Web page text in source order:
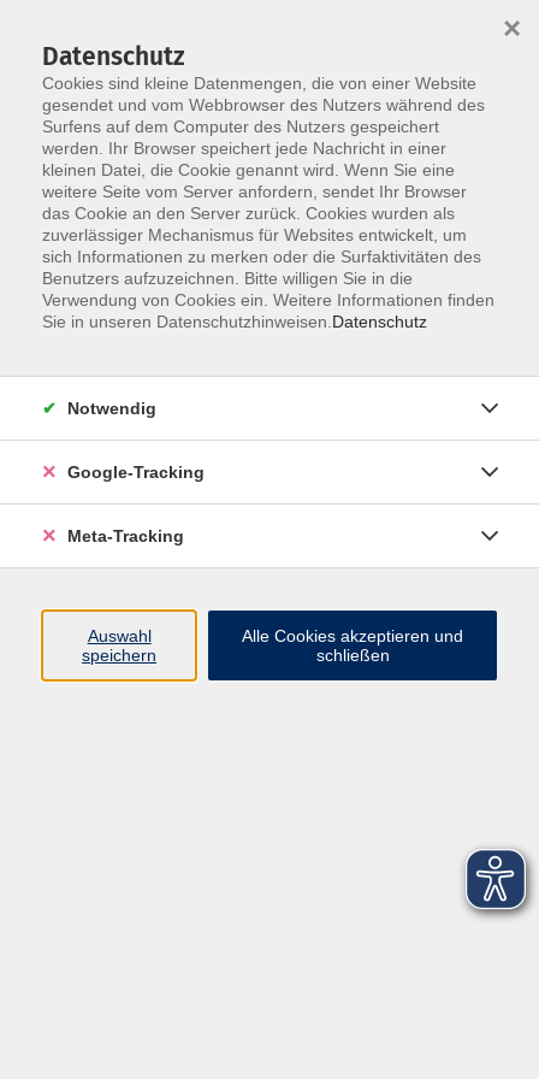
Skip to main content
Der Kurs konnte nicht gefunden werden.
Über uns
Datenschutz
Cookies sind kleine Datenmengen, die von einer Website
gesendet und vom Webbrowser des Nutzers während des
Surfens auf dem Computer des Nutzers gespeichert
werden. Ihr Browser speichert jede Nachricht in einer
kleinen Datei, die Cookie genannt wird. Wenn Sie eine
weitere Seite vom Server anfordern, sendet Ihr Browser
das Cookie an den Server zurück. Cookies wurden als
zuverlässiger Mechanismus für Websites entwickelt, um
sich Informationen zu merken oder die Surfaktivitäten des
Benutzers aufzuzeichnen. Bitte willigen Sie in die
Verwendung von Cookies ein. Weitere Informationen finden
Sie in unseren Datenschutzhinweisen. Datenschutz
×
Notwendig
Google-Tracking
Meta-Tracking
Auswahl
speichern
Alle Cookies akzeptieren und
schließen